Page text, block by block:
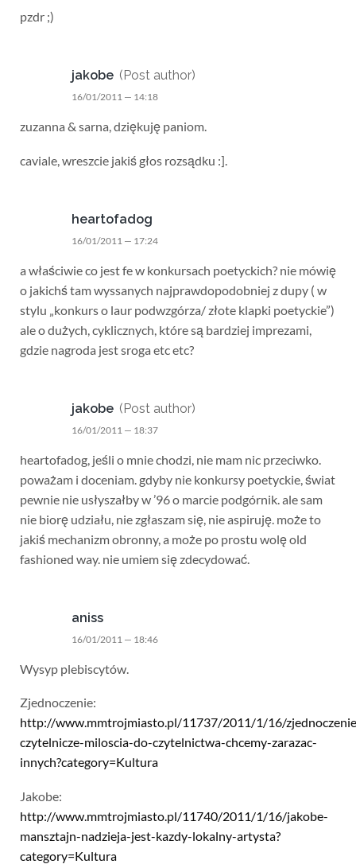
pzdr ;)
jakobe (Post author)
16/01/2011 — 14:18
zuzanna & sarna, dziękuję paniom.
caviale, wreszcie jakiś głos rozsądku :].
heartofadog
16/01/2011 — 17:24
a właściwie co jest fe w konkursach poetyckich? nie mówię
o jakichś tam wyssanych najprawdopodobniej z dupy ( w
stylu „konkurs o laur podwzgórza/ złote klapki poetyckie”)
ale o dużych, cyklicznych, które są bardziej imprezami,
gdzie nagroda jest sroga etc etc?
jakobe (Post author)
16/01/2011 — 18:37
heartofadog, jeśli o mnie chodzi, nie mam nic przeciwko.
poważam i doceniam. gdyby nie konkursy poetyckie, świat
pewnie nie usłyszałby w ’96 o marcie podgórnik. ale sam
nie biorę udziału, nie zgłaszam się, nie aspiruję. może to
jakiś mechanizm obronny, a może po prostu wolę old
fashioned way. nie umiem się zdecydować.
aniss
16/01/2011 — 18:46
Wysyp plebiscytów.
Zjednoczenie:
http://www.mmtrojmiasto.pl/11737/2011/1/16/
czytelnicze-miloscia-do-czytelnictwa-chcemy-zarazac-
innych?category=Kultura
Jakobe:
http://www.mmtrojmiasto.pl/11740/2011/1/16/jakobe-
mansztajn-nadzieja-jest-kazdy-lokalny-artysta?
category=Kultura